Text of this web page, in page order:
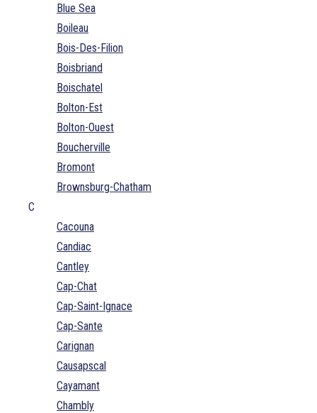
Blue Sea
Boileau
Bois-Des-Filion
Boisbriand
Boischatel
Bolton-Est
Bolton-Ouest
Boucherville
Bromont
Brownsburg-Chatham
C
Cacouna
Candiac
Cantley
Cap-Chat
Cap-Saint-Ignace
Cap-Sante
Carignan
Causapscal
Cayamant
Chambly